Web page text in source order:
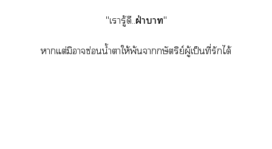
"เารู้ดี..ฝ่าา"
าแต่มิาซ่อนน้ำาให้พ้นากษัตริย์ผู้เป็นที่รักได้